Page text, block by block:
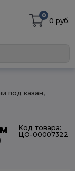
0
0 руб.
под казан,
Код товара:
ЦО-00007322